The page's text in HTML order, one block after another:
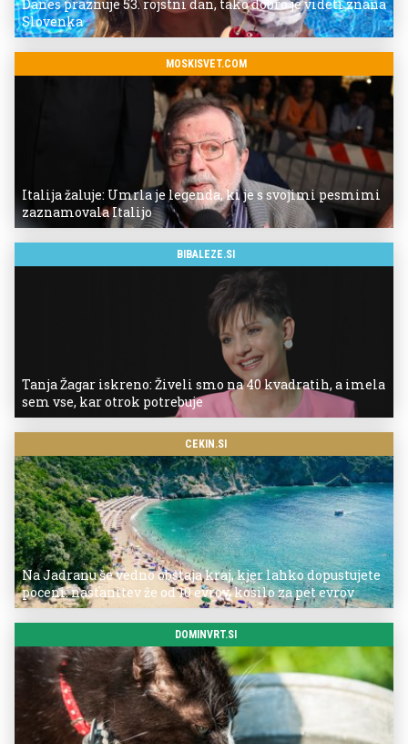
Danes praznuje 53. rojstni dan, tako dobro je videti znana
Slovenka
MOSKISVET.COM
Italija žaluje: Umrla je legenda, ki je s svojimi pesmimi
zaznamovala Italijo
BIBALEZE.SI
Tanja Žagar iskreno: Živeli smo na 40 kvadratih, a imela
sem vse, kar otrok potrebuje
CEKIN.SI
Na Jadranu še vedno obstaja kraj, kjer lahko dopustujete
poceni: nastanitev že od 10 evrov, kosilo za pet evrov
DOMINVRT.SI